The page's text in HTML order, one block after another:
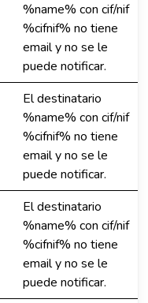
%name% con cif/nif
%cifnif% no tiene
email y no se le
puede notificar.
El destinatario
%name% con cif/nif
%cifnif% no tiene
email y no se le
puede notificar.
El destinatario
%name% con cif/nif
%cifnif% no tiene
email y no se le
puede notificar.